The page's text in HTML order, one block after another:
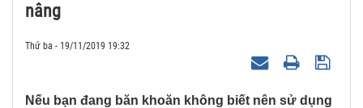
nâng
Thứ ba - 19/11/2019 19:32
Nếu bạn đang băn khoăn không biết nên sử dụng